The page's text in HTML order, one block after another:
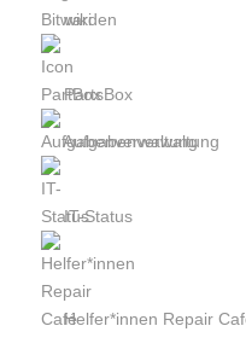
wiki
PartsBox
Aufgabenverwaltung
IT-Status
Helfer*innen Repair